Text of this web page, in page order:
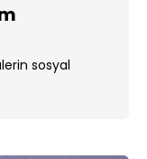
sosyal